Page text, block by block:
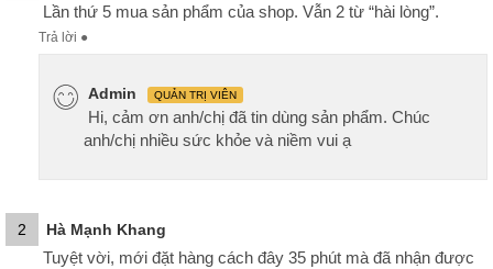
Lần thứ 5 mua sản phẩm của shop. Vẫn 2 từ “hài lòng”.
Trả lời ●
Admin QUẢN TRỊ VIÊN
Hi, cảm ơn anh/chị đã tin dùng sản phẩm. Chúc
anh/chị nhiều sức khỏe và niềm vui ạ
2 Hà Mạnh Khang
Tuyệt vời, mới đặt hàng cách đây 35 phút mà đã nhận được